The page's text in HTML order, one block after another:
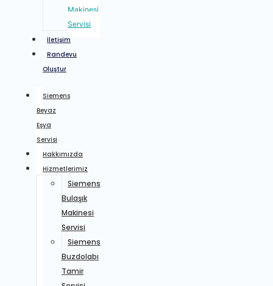
Makinesi
Servisi
İletişim
Randevu
Oluştur
Siemens
Beyaz
Eşya
Servisi
Hakkımızda
Hizmetlerimiz
Siemens
Bulaşık
Makinesi
Servisi
Siemens
Buzdolabı
Tamir